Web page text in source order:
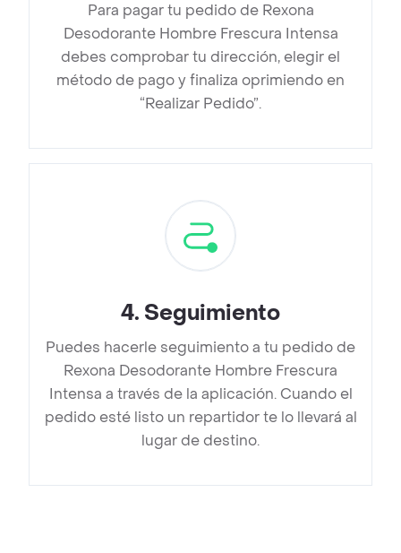
Para pagar tu pedido de Rexona
Desodorante Hombre Frescura Intensa
debes comprobar tu dirección, elegir el
método de pago y finaliza oprimiendo en
“Realizar Pedido”.
4. Seguimiento
Puedes hacerle seguimiento a tu pedido de
Rexona Desodorante Hombre Frescura
Intensa a través de la aplicación. Cuando el
pedido esté listo un repartidor te lo llevará al
lugar de destino.